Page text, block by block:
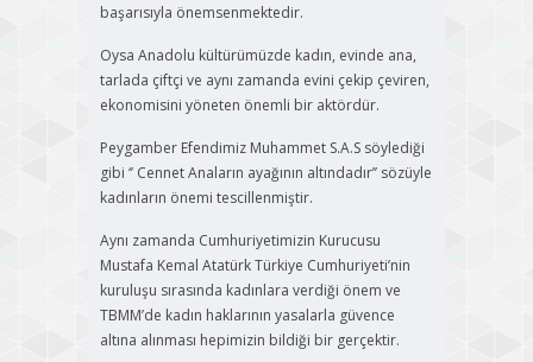
başarısıyla önemsenmektedir.
Oysa Anadolu kültürümüzde kadın, evinde ana,
tarlada çiftçi ve aynı zamanda evini çekip çeviren,
ekonomisini yöneten önemli bir aktördür.
Peygamber Efendimiz Muhammet S.A.S söylediği
gibi ‘’ Cennet Anaların ayağının altındadır’’ sözüyle
kadınların önemi tescillenmiştir.
Aynı zamanda Cumhuriyetimizin Kurucusu
Mustafa Kemal Atatürk Türkiye Cumhuriyeti’nin
kuruluşu sırasında kadınlara verdiği önem ve
TBMM’de kadın haklarının yasalarla güvence
altına alınması hepimizin bildiği bir gerçektir.